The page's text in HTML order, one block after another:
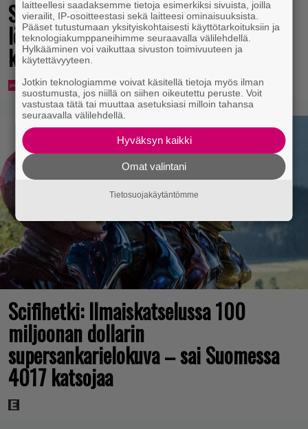
Syötkö perunoita näin? Tutkijat
löysivät yhteyden vakavaan
kansansairauteen
Scifihetki: Ilmaiskatselussa 100
miljoonan dollarin
supersankarielokuva – sai Suomessa
4017 katsojaa
laitteellesi saadaksemme tietoja esimerkiksi sivuista, joilla
vierailit, IP-osoitteestasi sekä laitteesi ominaisuuksista.
Pääset tutustumaan yksityiskohtaisesti käyttötarkoituksiin ja
teknologiakumppaneihimme seuraavalla välilehdellä.
Hylkääminen voi vaikuttaa sivuston toimivuuteen ja
käytettävyyteen.
Jotkin teknologiamme voivat käsitellä tietoja myös ilman
suostumusta, jos niillä on siihen oikeutettu peruste. Voit
vastustaa tätä tai muuttaa asetuksiasi milloin tahansa
seuraavalla välilehdellä.
Hyväksyn kaikki
Omat valintani
Tietosuojakäytäntömme